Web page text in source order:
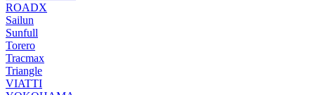
ROADX
Sailun
Sunfull
Torero
Tracmax
Triangle
VIATTI